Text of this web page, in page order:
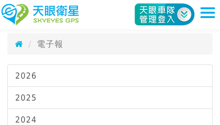
天眼衛星科技股份有限公司
電子報SkyEyes e-Paper
電子報
2026
2025
2024